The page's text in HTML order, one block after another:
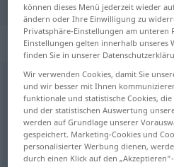
„benötigen“
benötigen
Übersicht aller
(Für mehr Details die Übersetzung
必要とする
können dieses Menü jederzeit wieder
ändern oder Ihre Einwilligung zu
Privatsphäre-Einstellungen am unteren
Einstellungen gelten innerhalb unseres
finden Sie in unserer
Wir verwenden Cookies, damit Sie
und wir besser mit Ihnen
funktionale und statistische Cookies,
und der statistischen Auswertung
werden auf Grundlage unserer
gespeichert. Marketing-Cookies und
personalisierter Werbung dienen,
durch einen Klick auf den